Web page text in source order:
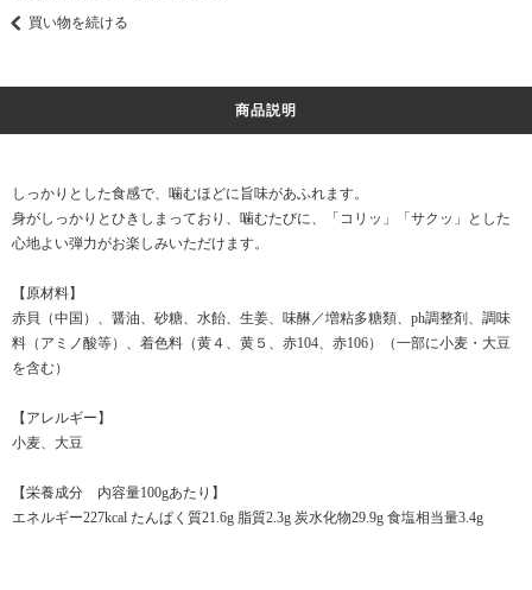
買い物を続ける
商品説明
しっかりとした食感で、噛むほどに旨味があふれます。
身がしっかりとひきしまっており、噛むたびに、「コリッ」「サクッ」とした
心地よい弾力がお楽しみいただけます。
【原材料】
赤貝（中国）、醤油、砂糖、水飴、生姜、味醂／増粘多糖類、ph調整剤、調味
料（アミノ酸等）、着色料（黄４、黄５、赤104、赤106）（一部に小麦・大豆
を含む）
【アレルギー】
小麦、大豆
【栄養成分 内容量100gあたり】
エネルギー227kcal たんぱく質21.6g 脂質2.3g 炭水化物29.9g 食塩相当量3.4g